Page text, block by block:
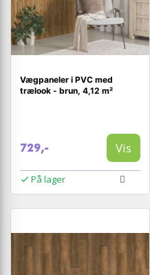
Vægpaneler i PVC med
trælook - brun, 4,12 m²
729,- Vis
På lager